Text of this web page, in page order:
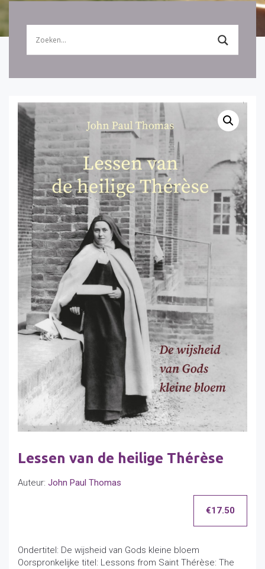
Lessen van de heilige Thérèse
Auteur: John Paul Thomas
€17.50
Ondertitel: De wijsheid van Gods kleine bloem
Oorspronkelijke titel: Lessons from Saint Thérèse: The